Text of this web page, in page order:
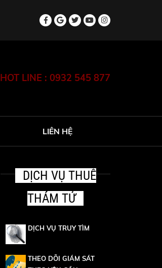
HOT LINE : 0932 545 877
LIÊN HỆ
DỊCH VỤ THUÊ
THÁM TỬ
DỊCH VỤ TRUY TÌM
THEO DÕI GIÁM SÁT